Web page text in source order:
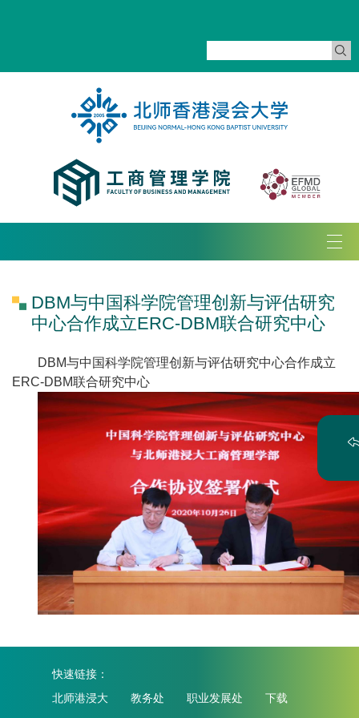
DBM与中国科学院管理创新与评估研究
中心合作成立ERC-DBM联合研究中心
DBM与中国科学院管理创新与评估研究中心合作成立
ERC-DBM联合研究中心
快速链接：
北师港浸大
教务处 职业发展处 下载